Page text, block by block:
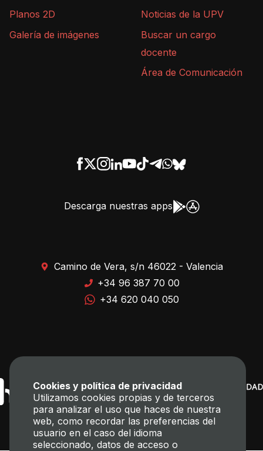
Planos 2D
Galería de imágenes
Noticias de la UPV
Buscar un cargo
docente
Área de Comunicación
Descarga nuestras apps
Camino de Vera, s/n 46022 - Valencia
+34 96 387 70 00
+34 620 040 050
Cookies y política de privacidad
Utilizamos cookies propias y de terceros
para analizar el uso que haces de nuestra
web, como recordar las preferencias del
usuario en el caso del idioma
seleccionado, datos de acceso o